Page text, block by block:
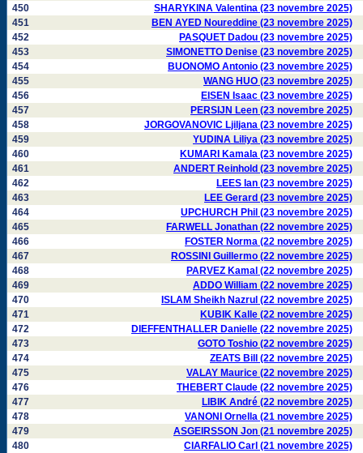
450
SHARYKINA Valentina (23 novembre 2025)
451
BEN AYED Noureddine (23 novembre 2025)
452
PASQUET Dadou (23 novembre 2025)
453
SIMONETTO Denise (23 novembre 2025)
454
BUONOMO Antonio (23 novembre 2025)
455
WANG HUO (23 novembre 2025)
456
EISEN Isaac (23 novembre 2025)
457
PERSIJN Leen (23 novembre 2025)
458
JORGOVANOVIC Ljiljana (23 novembre 2025)
459
YUDINA Liliya (23 novembre 2025)
460
KUMARI Kamala (23 novembre 2025)
461
ANDERT Reinhold (23 novembre 2025)
462
LEES Ian (23 novembre 2025)
463
LEE Gerard (23 novembre 2025)
464
UPCHURCH Phil (23 novembre 2025)
465
FARWELL Jonathan (22 novembre 2025)
466
FOSTER Norma (22 novembre 2025)
467
ROSSINI Guillermo (22 novembre 2025)
468
PARVEZ Kamal (22 novembre 2025)
469
ADDO William (22 novembre 2025)
470
ISLAM Sheikh Nazrul (22 novembre 2025)
471
KUBIK Kalle (22 novembre 2025)
472
DIEFFENTHALLER Danielle (22 novembre 2025)
473
GOTO Toshio (22 novembre 2025)
474
ZEATS Bill (22 novembre 2025)
475
VALAY Maurice (22 novembre 2025)
476
THEBERT Claude (22 novembre 2025)
477
LIBIK André (22 novembre 2025)
478
VANONI Ornella (21 novembre 2025)
479
ASGEIRSSON Jon (21 novembre 2025)
480
CIARFALIO Carl (21 novembre 2025)